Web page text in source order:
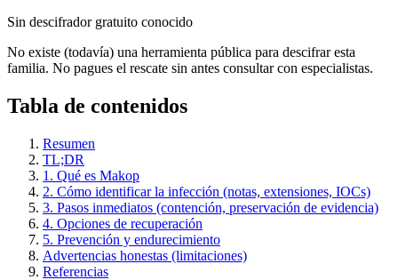
Sin descifrador gratuito conocido
No existe (todavía) una herramienta pública para descifrar esta
familia. No pagues el rescate sin antes consultar con especialistas.
Tabla de contenidos
Resumen
TL;DR
1. Qué es Makop
2. Cómo identificar la infección (notas, extensiones, IOCs)
3. Pasos inmediatos (contención, preservación de evidencia)
4. Opciones de recuperación
5. Prevención y endurecimiento
Advertencias honestas (limitaciones)
Referencias